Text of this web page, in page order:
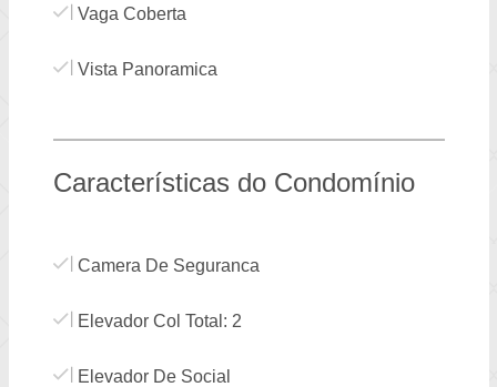
Vaga Coberta
Vista Panoramica
Características do Condomínio
Camera De Seguranca
Elevador Col Total: 2
Elevador De Social